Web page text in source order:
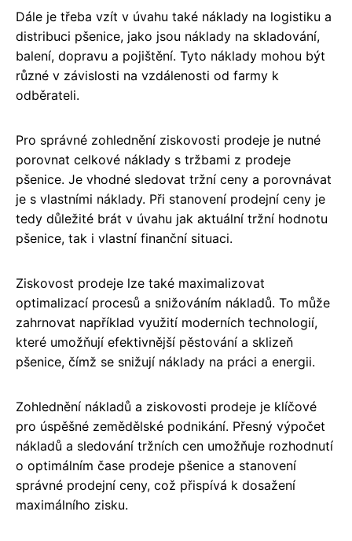
Dále je třeba vzít v úvahu také náklady na logistiku a
distribuci pšenice, jako jsou náklady na skladování,
balení, dopravu a pojištění. Tyto náklady mohou být
různé v závislosti na vzdálenosti od farmy k
odběrateli.
Pro správné zohlednění ziskovosti prodeje je nutné
porovnat celkové náklady s tržbami z prodeje
pšenice. Je vhodné sledovat tržní ceny a porovnávat
je s vlastními náklady. Při stanovení prodejní ceny je
tedy důležité brát v úvahu jak aktuální tržní hodnotu
pšenice, tak i vlastní finanční situaci.
Ziskovost prodeje lze také maximalizovat
optimalizací procesů a snižováním nákladů. To může
zahrnovat například využití moderních technologií,
které umožňují efektivnější pěstování a sklizeň
pšenice, čímž se snižují náklady na práci a energii.
Zohlednění nákladů a ziskovosti prodeje je klíčové
pro úspěšné zemědělské podnikání. Přesný výpočet
nákladů a sledování tržních cen umožňuje rozhodnutí
o optimálním čase prodeje pšenice a stanovení
správné prodejní ceny, což přispívá k dosažení
maximálního zisku.